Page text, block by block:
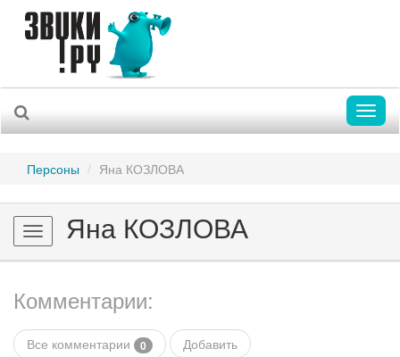
Персоны Яна КОЗЛОВА
Toggle
navigation
Яна КОЗЛОВА
Комментарии:
Все комментарии 0 Добавить